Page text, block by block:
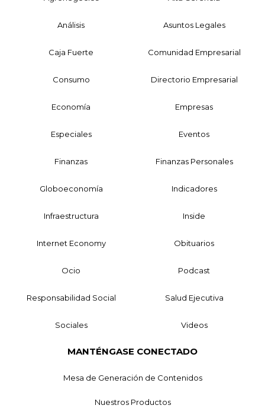
Análisis Asuntos Legales
Caja Fuerte Comunidad Empresarial
Consumo Directorio Empresarial
Economía Empresas
Especiales Eventos
Finanzas Finanzas Personales
Globoeconomía Indicadores
Infraestructura Inside
Internet Economy Obituarios
Ocio Podcast
Responsabilidad Social Salud Ejecutiva
Sociales Videos
MANTÉNGASE CONECTADO
Mesa de Generación de Contenidos
Nuestros Productos